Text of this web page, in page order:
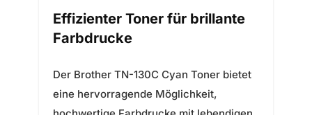
Effizienter Toner für brillante
Farbdrucke
Der Brother TN-130C Cyan Toner bietet
eine hervorragende Möglichkeit,